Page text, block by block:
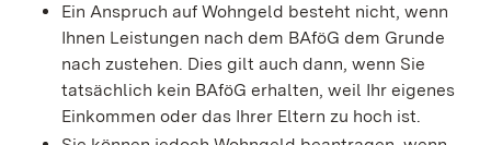
Ein Anspruch auf Wohngeld besteht nicht, wenn
Ihnen Leistungen nach dem BAföG dem Grunde
nach zustehen. Dies gilt auch dann, wenn Sie
tatsächlich kein BAföG erhalten, weil Ihr eigenes
Einkommen oder das Ihrer Eltern zu hoch ist.